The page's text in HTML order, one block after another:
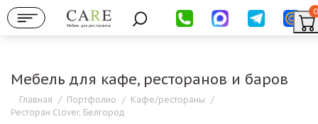
Мебель для ресторанов
0
Мебель для кафе, ресторанов и баров
Главная / Портфолио / Кафе/рестораны /
Ресторан Clover, Белгород